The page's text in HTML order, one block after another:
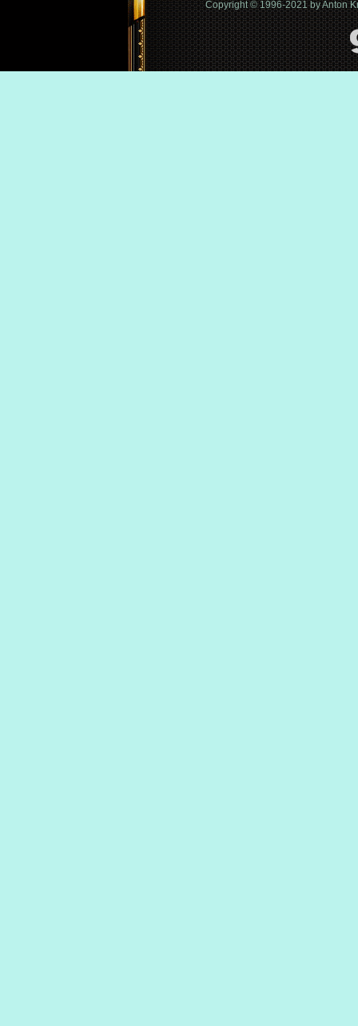
Copyright © 1996-2021 by Anton